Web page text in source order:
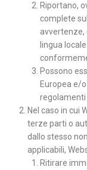
Riportano,
complete
avvertenze,
lingua
Possono
Europea e/
regolamenti
Nel caso in cui
terze parti o
dallo stesso
applicabili,
Ritirare